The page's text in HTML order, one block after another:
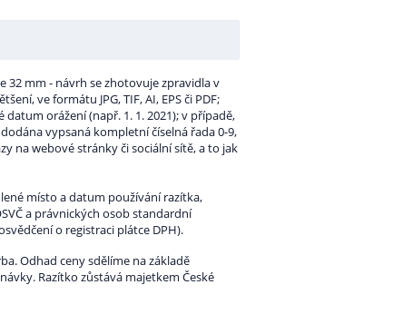
32 mm - návrh se zhotovuje zpravidla v
ve formátu JPG, TIF, AI, EPS či PDF;
orážení (např. 1. 1. 2021); v případě,
vypsaná kompletní číselná řada 0-9,
na webové stránky či sociální sítě, a to jak
místo a datum používání razítka,
a právnických osob standardní
o registraci plátce DPH).
Odhad ceny sdělíme na základě
Razítko zůstává majetkem České